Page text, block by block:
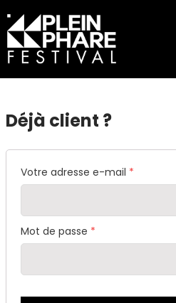
Déjà client ?
Votre adresse e-mail *
Mot de passe *